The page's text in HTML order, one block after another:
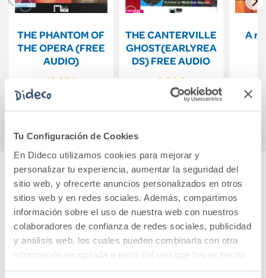
Tu Configuración de Cookies
En Dideco utilizamos cookies para mejorar y
personalizar tu experiencia, aumentar la seguridad del
sitio web, y ofrecerte anuncios personalizados en otros
sitios web y en redes sociales. Además, compartimos
información sobre el uso de nuestra web con nuestros
colaboradores de confianza de redes sociales, publicidad
y análisis web, los cuales pueden combinarla con otra
información recopilada a partir del uso que hayas hecho
THE PHANTOM OF
THE OPERA (FREE
AUDIO)
12,25€
THE CANTERVILLE
GHOST(EARLYREA
DS) FREE AUDIO
8,50€
Comprar
A
Cuéntanos tu opinión
¡Sé el primero en valorar este producto!